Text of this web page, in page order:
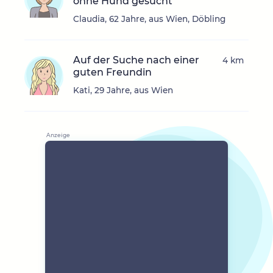
Claudia, 62 Jahre, aus Wien, Döbling
Auf der Suche nach einer
guten Freundin
Kati, 29 Jahre, aus Wien
4 km